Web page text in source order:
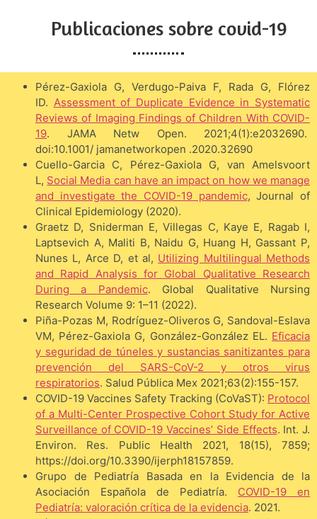
Publicaciones sobre covid-19
Pérez-Gaxiola G, Verdugo-Paiva F, Rada G, Flórez
ID. Assessment of Duplicate Evidence in Systematic
Reviews of Imaging Findings of Children With COVID-
19. JAMA Netw Open. 2021;4(1):e2032690.
doi:10.1001/ jamanetworkopen .2020.32690
Cuello-Garcia C, Pérez-Gaxiola G, van Amelsvoort
L, Social Media can have an impact on how we manage
and investigate the COVID-19 pandemic, Journal of
Clinical Epidemiology (2020).
Graetz D, Sniderman E, Villegas C, Kaye E, Ragab I,
Laptsevich A, Maliti B, Naidu G, Huang H, Gassant P,
Nunes L, Arce D, et al, Utilizing Multilingual Methods
and Rapid Analysis for Global Qualitative Research
During a Pandemic. Global Qualitative Nursing
Research Volume 9: 1–11 (2022).
Piña-Pozas M, Rodríguez-Oliveros G, Sandoval-Eslava
VM, Pérez-Gaxiola G, González-González EL. Eficacia
y seguridad de túneles y sustancias sanitizantes para
prevención del SARS-CoV-2 y otros virus
respiratorios. Salud Pública Mex 2021;63(2):155-157.
COVID-19 Vaccines Safety Tracking (CoVaST): Protocol
of a Multi-Center Prospective Cohort Study for Active
Surveillance of COVID-19 Vaccines’ Side Effects. Int. J.
Environ. Res. Public Health 2021, 18(15), 7859;
https://doi.org/10.3390/ijerph18157859.
Grupo de Pediatría Basada en la Evidencia de la
Asociación Española de Pediatría. COVID-19 en
Pediatría: valoración crítica de la evidencia. 2021.